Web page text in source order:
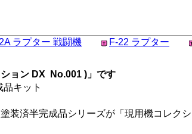
ラプター 戦闘機 F-22 ラプター
ション DX No.001 )」です
キット
装済半完成品シリーズが「現用機コレク